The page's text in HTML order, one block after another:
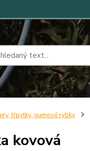
třpytky, gumové rybky
kovová